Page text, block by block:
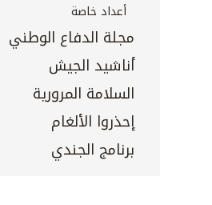
أعداد خاصة
مجلة الدفاع الوطني
أناشيد الجيش
السلامة المرورية
إحذروا الألغام
برنامج الجندي